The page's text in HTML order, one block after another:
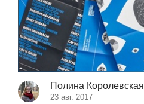
Полина Королевская
23 авг. 2017